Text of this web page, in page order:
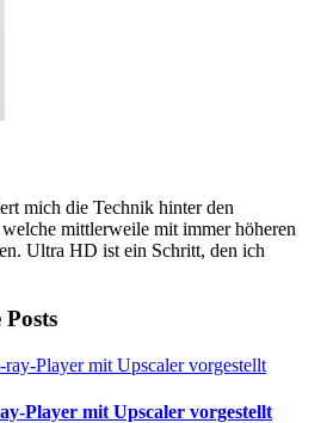
mich die Technik hinter den
mittlerweile mit immer höheren
Ultra HD ist ein Schritt, den ich
Player mit Upscaler vorgestellt